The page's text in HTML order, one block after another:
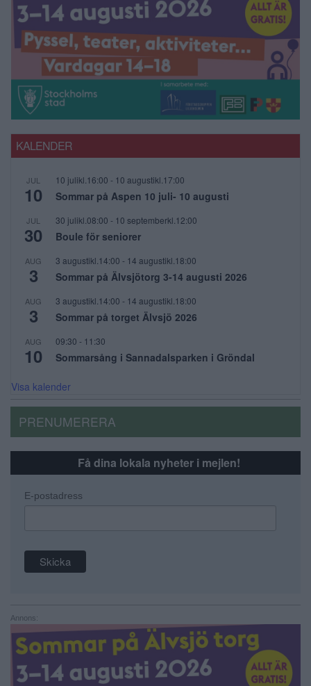
KALENDER
JUL
10
10 julikl.16:00 - 10 augustikl.17:00
Sommar på Aspen 10 juli- 10 augusti
JUL
30
30 julikl.08:00 - 10 septemberkl.12:00
Boule för seniorer
AUG
3
3 augustikl.14:00 - 14 augustikl.18:00
Sommar på Älvsjötorg 3-14 augusti 2026
AUG
3
3 augustikl.14:00 - 14 augustikl.18:00
Sommar på torget Älvsjö 2026
AUG
10
09:30 - 11:30
Sommarsång i Sannadalsparken i Gröndal
Visa kalender
PRENUMERERA
Få dina lokala nyheter i mejlen!
E-postadress
Annons: